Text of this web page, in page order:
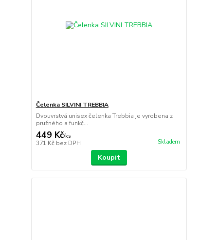
Čelenka SILVINI TREBBIA
Dvouvrstvá unisex čelenka Trebbia je vyrobena z
pružného a funkč...
449 Kč/ks
371 Kč bez DPH Skladem
Koupit